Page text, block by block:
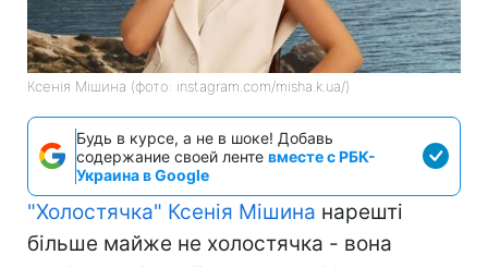
Ксенія Мішина (фото: instagram.com/misha.k.ua/)
Будь в курсе, а не в шоке! Добавь
содержание своей ленте вместе с РБК-
Украина в Google
"Холостячка" Ксенія Мішина нарешті
більше майже не холостячка - вона